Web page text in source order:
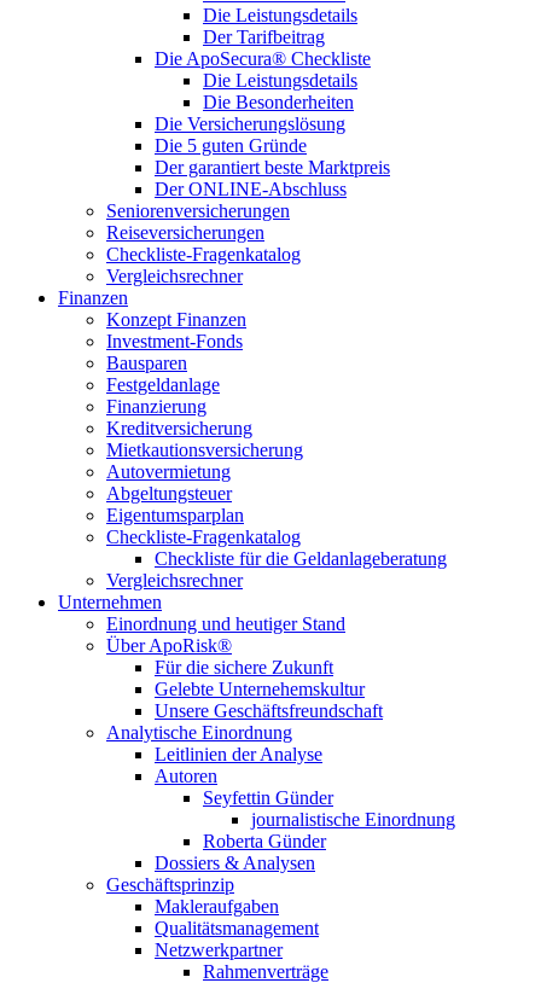
Die Leistungsdetails
Der Tarifbeitrag
Die ApoSecura® Checkliste
Die Leistungsdetails
Die Besonderheiten
Die Versicherungslösung
Die 5 guten Gründe
Der garantiert beste Marktpreis
Der ONLINE-Abschluss
Seniorenversicherungen
Reiseversicherungen
Checkliste-Fragenkatalog
Vergleichsrechner
Finanzen
Konzept Finanzen
Investment-Fonds
Bausparen
Festgeldanlage
Finanzierung
Kreditversicherung
Mietkautionsversicherung
Autovermietung
Abgeltungsteuer
Eigentumsparplan
Checkliste-Fragenkatalog
Checkliste für die Geldanlageberatung
Vergleichsrechner
Unternehmen
Einordnung und heutiger Stand
Über ApoRisk®
Für die sichere Zukunft
Gelebte Unternehemskultur
Unsere Geschäftsfreundschaft
Analytische Einordnung
Leitlinien der Analyse
Autoren
Seyfettin Günder
journalistische Einordnung
Roberta Günder
Dossiers & Analysen
Geschäftsprinzip
Makleraufgaben
Qualitätsmanagement
Netzwerkpartner
Rahmenverträge